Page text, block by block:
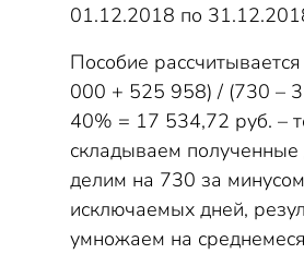
01.12.2018 по
Пособие
000 + 525 958) / (730 –
40% = 17 534,72 руб. –
складываем полученные
делим на 730 за минусом
исключаемых дней,
умножаем на